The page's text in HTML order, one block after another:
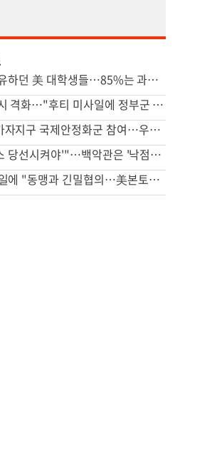
“AI 싫다” 야유하던 美 대학생들…85%는 과제에 AI 썼다
예멘 내전 다시 격화…"후티 미사일에 정부군 최소 38명 사망"(종합)
아프리카도 가자지구 국제안정화군 참여…우간다, 파병 승인
"트럼프, '밴스 당선시켜야'"…백악관은 '낙점설' 설왕설래
미군, 北미사일에 "동맹과 긴밀협의…美본토·동맹 방어 전념"